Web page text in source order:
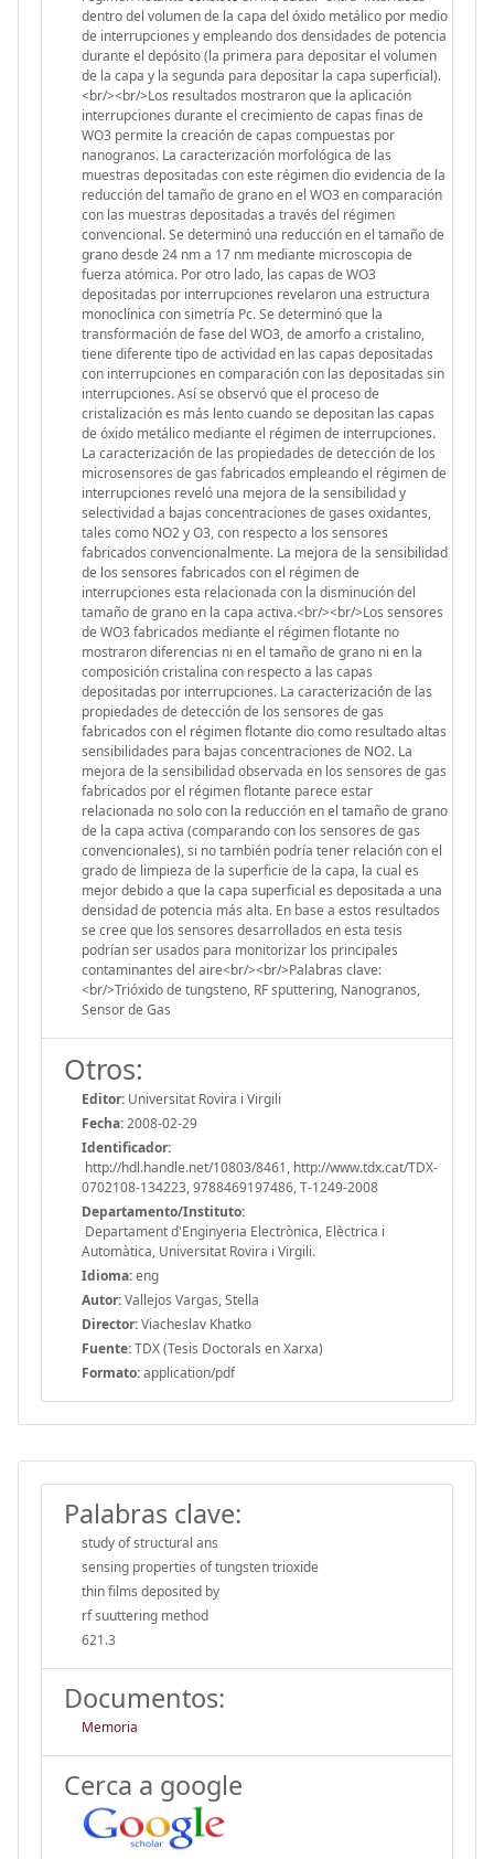
Otros:
Editor: Universitat Rovira i Virgili
Fecha:2008-02-29
Identificador:
http://hdl.handle.net/10803/8461, http://www.tdx.cat/TDX-
0702108-134223, 9788469197486, T-1249-2008
Departamento/Instituto:
Departament d'Enginyeria Electrònica, Elèctrica i
Automàtica, Universitat Rovira i Virgili.
Idioma:eng
Autor:Vallejos Vargas, Stella
Director:Viacheslav Khatko
Fuente:TDX (Tesis Doctorals en Xarxa)
Formato:application/pdf
Palabras clave:
study of structural ans
sensing properties of tungsten trioxide
thin films deposited by
rf suuttering method
621.3
Documentos:
Memoria
Cerca a google